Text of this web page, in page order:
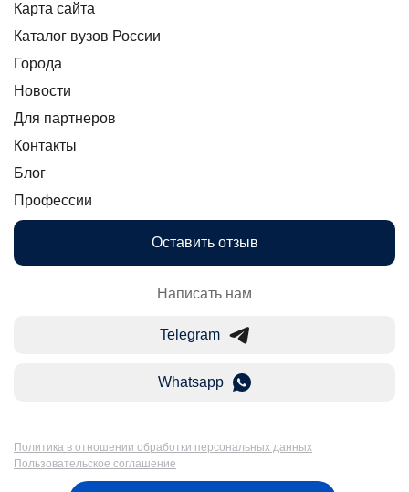
Карта сайта
Каталог вузов России
Города
Новости
Для партнеров
Контакты
Блог
Профессии
Оставить отзыв
Написать нам
Telegram
Whatsapp
Политика в отношении обработки персональных данных
Пользовательское соглашение